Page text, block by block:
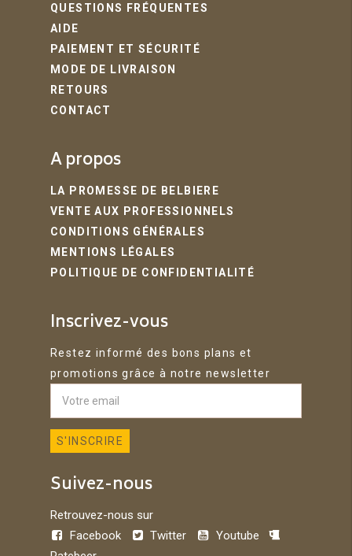
QUESTIONS FRÉQUENTES
AIDE
PAIEMENT ET SÉCURITÉ
MODE DE LIVRAISON
RETOURS
CONTACT
A propos
LA PROMESSE DE BELBIERE
VENTE AUX PROFESSIONNELS
CONDITIONS GÉNÉRALES
MENTIONS LÉGALES
POLITIQUE DE CONFIDENTIALITÉ
Inscrivez-vous
Restez informé des bons plans et
promotions grâce à notre newsletter
Suivez-nous
Retrouvez-nous sur
Facebook
Twitter
Youtube